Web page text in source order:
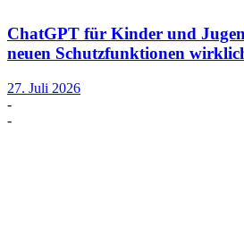
ChatGPT für Kinder und
neuen Schutzfunktionen
27. Juli 2026
-
-